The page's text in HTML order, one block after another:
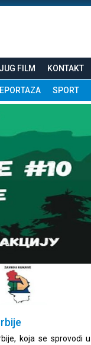
JUG FILM KONTAKT
SPORT
koja se sprovodi u